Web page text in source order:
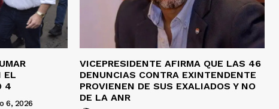
EL
4
6, 2026
VICEPRESIDENTE AFIRMA QUE LAS 46
DENUNCIAS CONTRA EXINTENDENTE
PROVIENEN DE SUS EXALIADOS Y NO
DE LA ANR